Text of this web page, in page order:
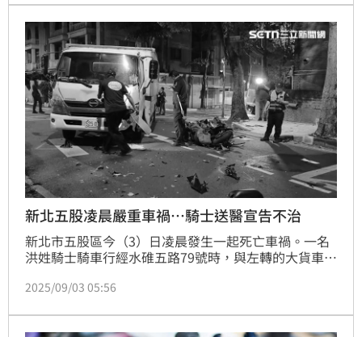
新北五股凌晨嚴重車禍…騎士送醫宣告不治
新北市五股區今（3）日凌晨發生一起死亡車禍。一名
洪姓騎士騎車行經水碓五路79號時，與左轉的大貨車發
治。
2025/09/03 05:56